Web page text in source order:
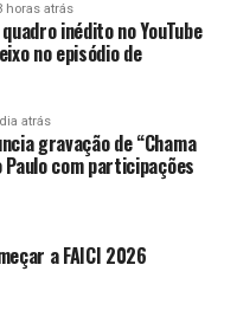
horas atrás
inédito no YouTube
no episódio de
atrás
gravação de “Chama
Paulo com participações
a FAICI 2026